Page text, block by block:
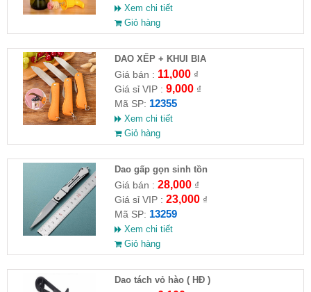
Xem chi tiết
Giỏ hàng
DAO XẾP + KHUI BIA
Giá bán : 11,000₫
Giá sỉ VIP : 9,000₫
Mã SP: 12355
Xem chi tiết
Giỏ hàng
Dao gấp gọn sinh tồn
Giá bán : 28,000₫
Giá sỉ VIP : 23,000₫
Mã SP: 13259
Xem chi tiết
Giỏ hàng
Dao tách vỏ hào ( HĐ )